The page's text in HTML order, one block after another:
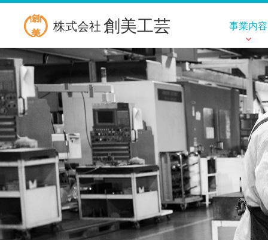
株式会社 創美工芸 事業内容